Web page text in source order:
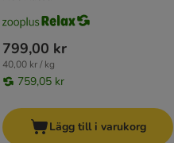
799,00 kr
40,00 kr / kg
759,05 kr
Lägg till i varukorg